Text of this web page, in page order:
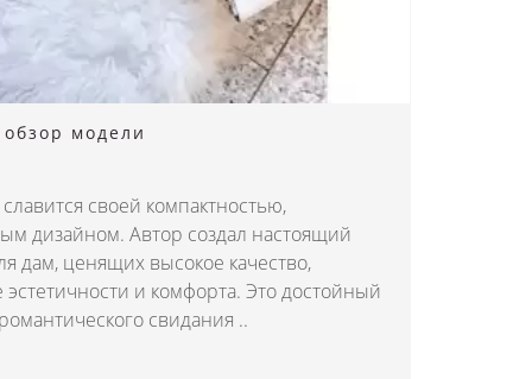
модели
своей компактностью,
дизайном. Автор создал настоящий
дам, ценящих высокое качество,
эстетичности и комфорта. Это достойный
свидания ..